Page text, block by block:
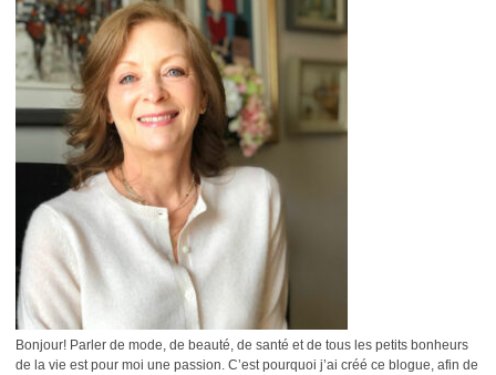
Bonjour! Parler de mode, de beauté, de santé et de tous les petits bonheurs
de la vie est pour moi une passion. C’est pourquoi j’ai créé ce blogue, afin de